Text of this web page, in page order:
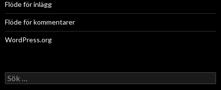
Flöde för inlägg
Flöde för kommentarer
WordPress.org
Sök
efter: